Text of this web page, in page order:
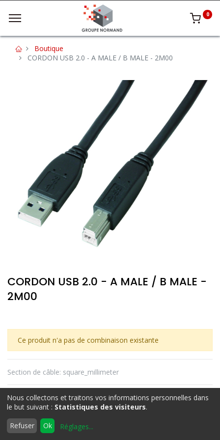
Accueil Rechercher
0
Boutique
CORDON USB 2.0 - A MALE / B MALE - 2M00
CORDON USB 2.0 - A MALE / B MALE -
2M00
Ce produit n'a pas de combinaison existante
Section de câble: square_millimeter
Nous collectons et traitons vos informations personnelles dans
le but suivant : Statistiques des visiteurs.
Refuser Ok Réglages...